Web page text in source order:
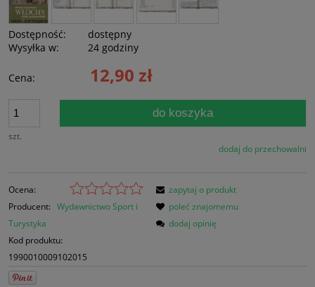
Dostępność:
dostępny
Wysyłka w:
24 godziny
Cena: 12,90 zł
szt.
do koszyka
dodaj do przechowalni
Ocena:
Producent: Wydawnictwo Sport i
Turystyka
Kod produktu:
1990010009102015
zapytaj o produkt
poleć znajomemu
dodaj opinię